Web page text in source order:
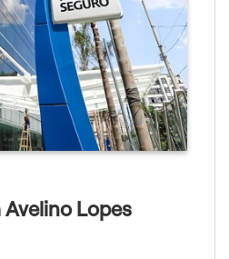
Lopes